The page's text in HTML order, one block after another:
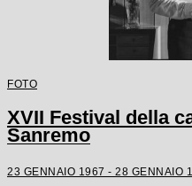
FOTO
XVII Festival della
Sanremo
23 GENNAIO 1967 - 28 GENNAIO